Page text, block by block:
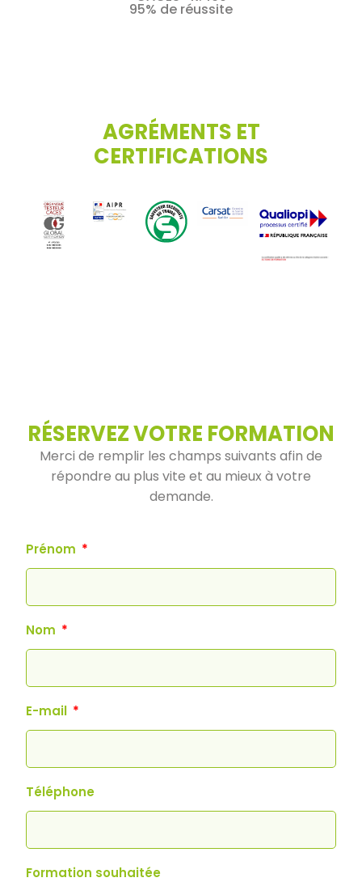
95% de réussite
AGRÉMENTS ET
CERTIFICATIONS
RÉSERVEZ VOTRE FORMATION
Merci de remplir les champs suivants afin de
répondre au plus vite et au mieux à votre
demande.
Prénom
Nom
E-mail
Téléphone
Formation souhaitée